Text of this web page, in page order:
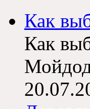
Как
Как